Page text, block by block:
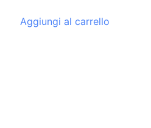
Aggiungi al carrello